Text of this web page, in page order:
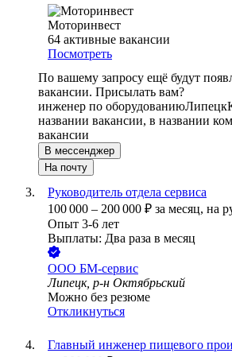
Моторинвест
64 активные вакансии
Посмотреть
По вашему запросу ещё будут
вакансии. Присылать вам?
инженер по оборудованиюЛипецк
названии вакансии, в названии
вакансии
В мессенджер
На почту
Руководитель отдела сервиса
100 000 – 200 000 ₽ за месяц, на
Опыт 3-6 лет
Выплаты: Два раза в месяц
ООО БМ-сервис
Липецк, р-н Октябрьский
Можно без резюме
Откликнуться
Главный инженер пищевого